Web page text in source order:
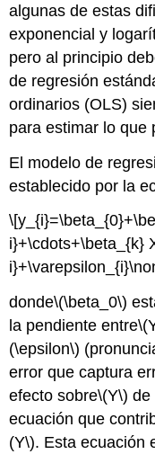
algunas de estas
exponencial y
pero al principio
de regresión
ordinarios (OLS)
para estimar lo que
El modelo de
establecido por la
i}+\cdots+\beta_{k}
donde\(\beta_0\)
la pendiente entre
(\epsilon\)
error que captura
efecto sobre\(Y\) de
ecuación que
(Y\). Esta ecuación